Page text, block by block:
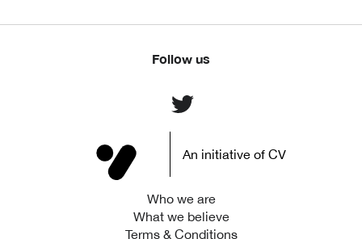
An initiative of CV
Who we are
What we believe
Terms & Conditions
Follow us